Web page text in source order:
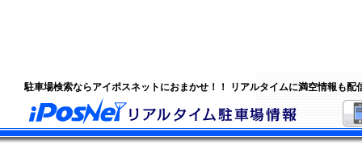
駐車場検索ならアイポスネットにおまかせ！！ リアルタイムに満空情報も配